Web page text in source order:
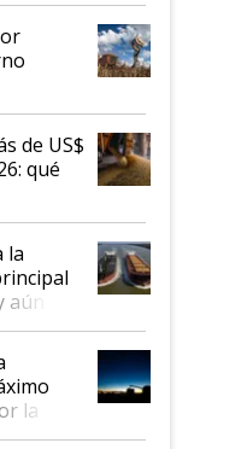
al IPCVA
de US$
qué
la
así
de cada
la